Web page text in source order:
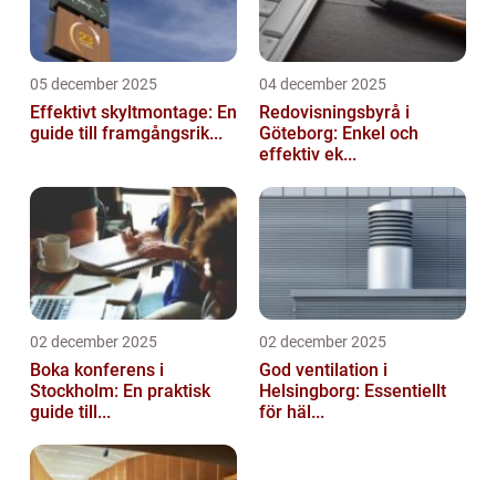
05 december 2025
Effektivt skyltmontage: En
guide till framgångsrik...
04 december 2025
Redovisningsbyrå i
Göteborg: Enkel och
effektiv ek...
02 december 2025
Boka konferens i
Stockholm: En praktisk
guide till...
02 december 2025
God ventilation i
Helsingborg: Essentiellt
för häl...